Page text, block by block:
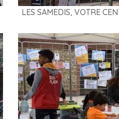
LES SAMEDIS, VOTRE